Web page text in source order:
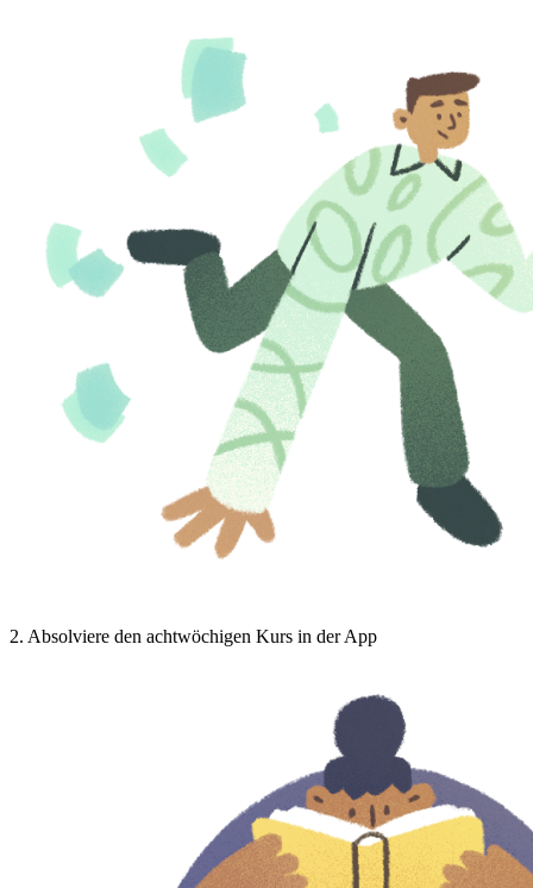
2. Absolviere den achtwöchigen Kurs in der App